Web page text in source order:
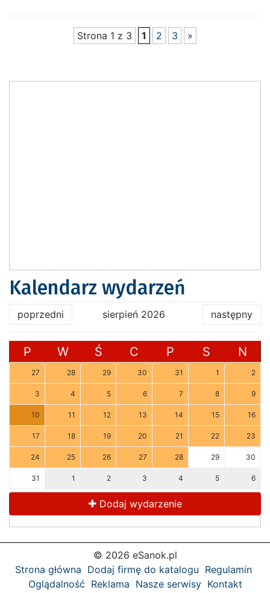
Strona 1 z 3 1 2 3 »
Kalendarz wydarzeń
poprzedni sierpień 2026 następny
P W Ś C P S N
27 28 29 30 31 1 2
3 4 5 6 7 8 9
10 11 12 13 14 15 16
17 18 19 20 21 22 23
24 25 26 27 28 29 30
31 1 2 3 4 5 6
Dodaj wydarzenie
© 2026 eSanok.pl
Strona główna Dodaj firmę do katalogu Regulamin
Oglądalność Reklama Nasze serwisy Kontakt